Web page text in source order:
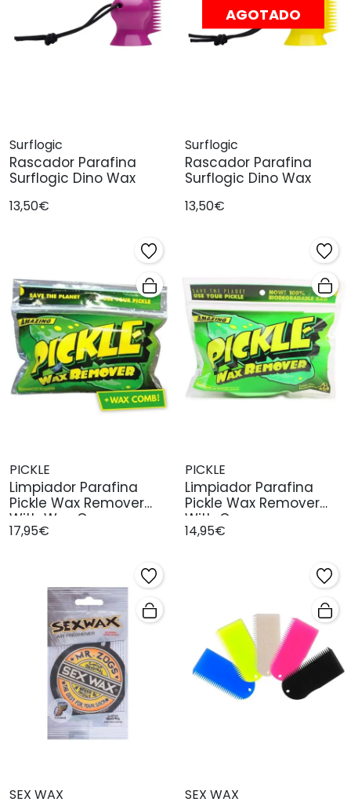
Surflogic
Rascador Parafina
Surflogic Dino Wax
13,50€
AGOTADO
Surflogic
Rascador Parafina
Surflogic Dino Wax
13,50€
PICKLE
Limpiador Parafina
Pickle Wax Remover
With Wax Com
17,95€
PICKLE
Limpiador Parafina
Pickle Wax Remover
With Com
14,95€
SEX WAX SEX WAX